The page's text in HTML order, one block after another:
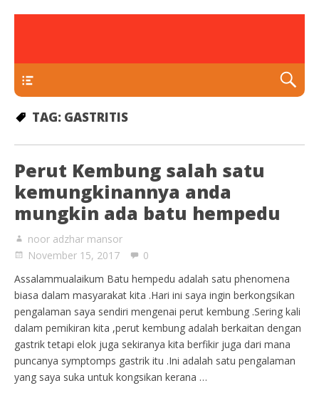
TAG: GASTRITIS
Perut Kembung salah satu
kemungkinannya anda
mungkin ada batu hempedu
noor adzhar mansor
November 15, 2017
0
Assalammualaikum Batu hempedu adalah satu phenomena
biasa dalam masyarakat kita .Hari ini saya ingin berkongsikan
pengalaman saya sendiri mengenai perut kembung .Sering kali
dalam pemikiran kita ,perut kembung adalah berkaitan dengan
gastrik tetapi elok juga sekiranya kita berfikir juga dari mana
puncanya symptomps gastrik itu .Ini adalah satu pengalaman
yang saya suka untuk kongsikan kerana …